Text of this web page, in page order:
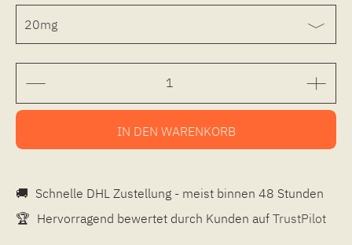
IN DEN WARENKORB
🚚 Schnelle DHL Zustellung - meist binnen 48 Stunden
🏆 Hervorragend bewertet durch Kunden auf TrustPilot